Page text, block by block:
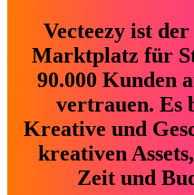
Vecteezy ist
Marktplatz für
90.000 Kunden
vertrauen. Es
Kreative und
kreativen
Zeit und